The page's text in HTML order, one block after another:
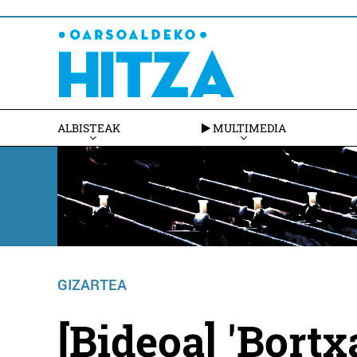
ALBISTEAK MULTIMEDIA
GIZARTEA
[Bideoa]